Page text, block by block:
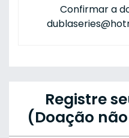
Confirmar a
Registre
(Doação